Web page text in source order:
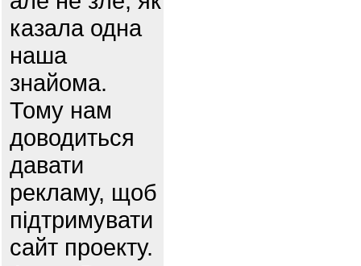
казала одна
наша
знайома.
Тому нам
доводиться
давати
рекламу, щоб
підтримувати
сайт проекту.